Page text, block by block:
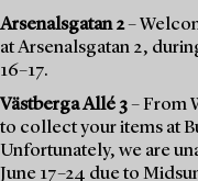
Arsenalsgatan 2–
at Arsenalsgatan 2,
16–17.
Västberga Allé 3– From
to collect your items at
Unfortunately, we are
June 17–24 due to